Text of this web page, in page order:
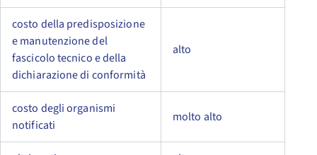
costo della predisposizione
e manutenzione del
fascicolo tecnico e della
dichiarazione di conformità
alto
costo degli organismi
notificati
molto alto